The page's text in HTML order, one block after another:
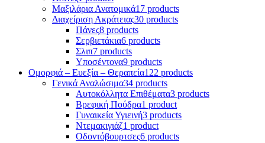
Μαξιλάρια Ανατομικά17 products
Διαχείριση Ακράτειας30 products
Πάνες8 products
Σερβιετάκια6 products
Σλιπ7 products
Υποσέντονα9 products
Ομορφιά – Ευεξία – Θεραπεία122 products
Γενικά Αναλώσιμα34 products
Αυτοκόλλητα Επιθέματα3 products
Βρεφική Πούδρα1 product
Γυναικεία Υγιεινή3 products
Ντεμακιγιάζ1 product
Οδοντόβουρτσες6 products